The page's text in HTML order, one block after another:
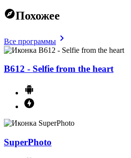
Похожее
Все программы
B612 - Selfie from the heart
SuperPhoto